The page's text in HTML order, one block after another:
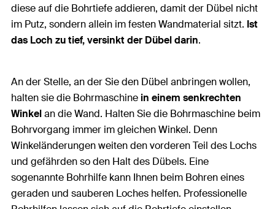
diese auf die Bohrtiefe addieren, damit der Dübel nicht
im Putz, sondern allein im festen Wandmaterial sitzt. Ist
das Loch zu tief, versinkt der Dübel darin.
An der Stelle, an der Sie den Dübel anbringen wollen,
halten sie die Bohrmaschine in einem senkrechten
Winkelan die Wand. Halten Sie die Bohrmaschine beim
Bohrvorgang immer im gleichen Winkel. Denn
Winkeländerungen weiten den vorderen Teil des Lochs
und gefährden so den Halt des Dübels. Eine
sogenannte Bohrhilfe kann Ihnen beim Bohren eines
geraden und sauberen Loches helfen. Professionelle